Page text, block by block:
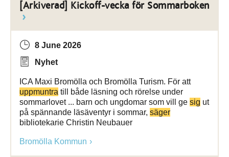
[Arkiverad] Kickoff-vecka för Sommarboken
8 June 2026
Nyhet
ICA Maxi Bromölla och Bromölla Turism. För att
uppmuntra till både läsning och rörelse under
sommarlovet ... barn och ungdomar som vill ge sig ut
på spännande läsäventyr i sommar, säger
bibliotekarie Christin Neubauer
Bromölla Kommun